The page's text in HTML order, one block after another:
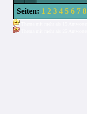
Seiten: 1 2 3 4 5 6 7 8
Thema mit mehr als 15 Antworten
Thema mit mehr als 25 Antworten